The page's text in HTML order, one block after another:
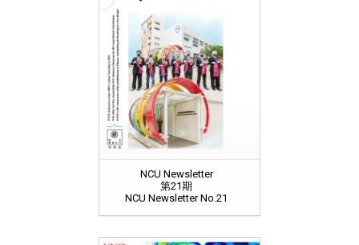
NCU Newsletter
第21期
NCU Newsletter No.21